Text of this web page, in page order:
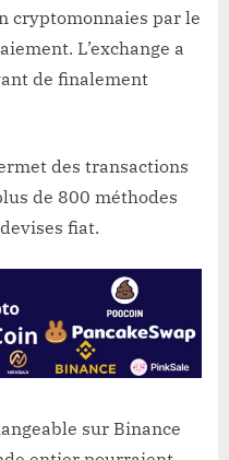
cryptomonnaies par le
L’exchange a
de finalement
des transactions
de 800 méthodes
fiat.
sur Binance